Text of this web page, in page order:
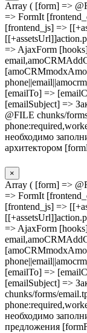
Array ( [form] =>
=> FormIt
[frontend_js] =>
=> AjaxForm
[emailTo] =>
[emailSubject] =>
@FILE chunks/
необходимо
архитектором
×
Array ( [form] =>
=> FormIt
[frontend_js] =>
=> AjaxForm
[emailTo] =>
[emailSubject] =>
chunks/forms/
необходимо
предложения